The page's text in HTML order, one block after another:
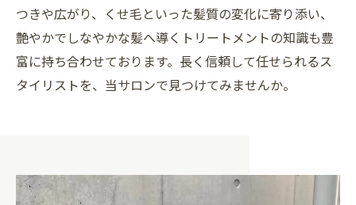
つきや広がり、くせ毛といった髪質の変化に寄り添い、
艶やかでしなやかな髪へ導くトリートメントの知識も豊
富に持ち合わせております。長く信頼して任せられるス
タイリストを、当サロンで見つけてみませんか。